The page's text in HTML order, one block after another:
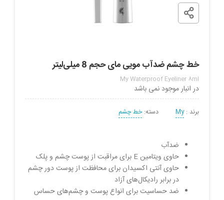
خط چشم ضدآب مویی مای حجم 8 میلی‌لیتر
My Waterproof Eyeliner 8ml
در انبار موجود نمی باشد
برند : My دسته:خط چشم
ضدآب
حاوی ویتامین E برای مراقبت از پوست چشم و پلک
حاوی آنتی اکسیدان برای محافظت از پوست دور چشم
در برابر رادیکال‌های آزاد
ضد حساسیت برای انواع پوست و چشم‌های حساس